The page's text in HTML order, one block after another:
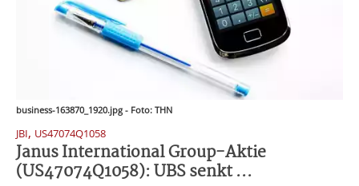
business-163870_1920.jpg - Foto: THN
JBI, US47074Q1058
Janus International Group-Aktie
(US47074Q1058): UBS senkt ...